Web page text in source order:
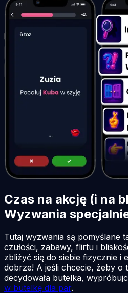
Czas na akcję (i na
Wyzwania
Tutaj wyzwania są pomyślane
czułości, zabawy, flirtu i
zbliżyć się do siebie fizycznie i
dobrze! A jeśli chcecie, żeby o
decydowała butelka,
w butelkę dla par.